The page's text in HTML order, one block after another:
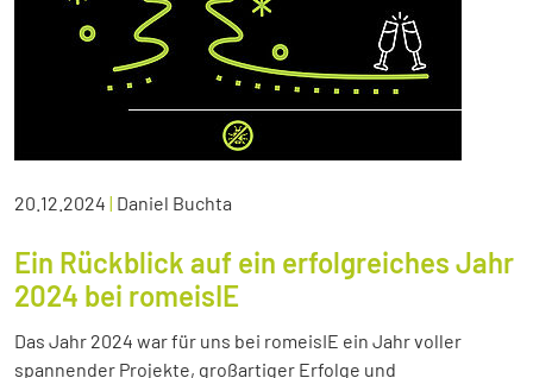
20.12.2024 | Daniel Buchta
Ein Rückblick auf ein erfolgreiches Jahr
2024 bei romeisIE
Das Jahr 2024 war für uns bei romeisIE ein Jahr voller
spannender Projekte, großartiger Erfolge und